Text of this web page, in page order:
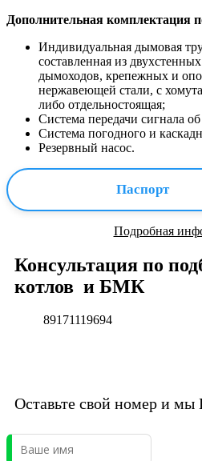
Дополнительная комплектация
Индивидуальная дымовая
составленная из
дымоходов, крепежных и
нержавеющей стали, с
либо отдельностоящая;
Система передачи сигнала
Система погодного и
Резервный насос.
Паспорт
Подробная
Консультация по
котлов и БМК
89171119694
Оставьте свой номер и мы